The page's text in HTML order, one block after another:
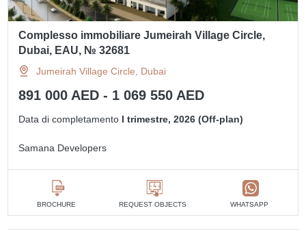
Complesso immobiliare Jumeirah Village Circle,
Dubai, EAU, № 32681
Jumeirah Village Circle, Dubai
891 000 AED - 1 069 550 AED
Data di completamento I trimestre, 2026 (Off-plan)
Samana Developers
BROCHURE REQUEST OBJECTS WHATSAPP